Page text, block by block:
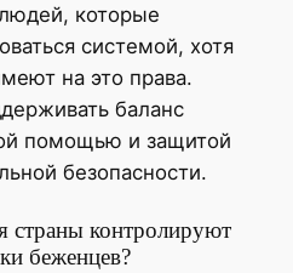
которые
системой, хотя
на это права.
баланс
помощью и защитой
безопасности.
контролируют
беженцев?